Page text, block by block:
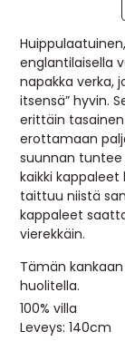
🔖 OUTLET
OHJEITA
USEIN
OTA
englantilaisella
napakka verka,
itsensä” hyvin.
erittäin
erottamaan
suunnan
kaikki
taittuu niistä
kappaleet
vierekkäin.
Tämän
huolitella.
100% villa
Leveys: 140cm